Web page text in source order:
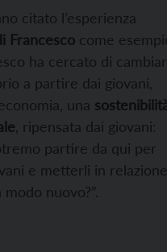
citato l’esperienza
Francesco come
ha cercato di
a partire dai giovani,
una
, ripensata dai giovani:
partire da qui per
e metterli in
nuovo?”.